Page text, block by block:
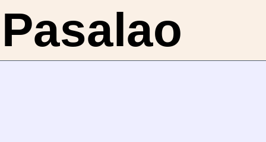
Pasalao